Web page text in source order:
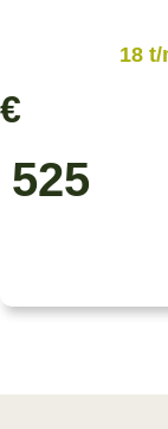
18
€
525